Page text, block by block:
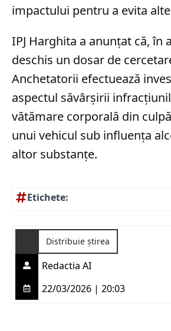
impactului pentru a evita
IPJ Harghita a anunțat că, în
deschis un dosar de
Anchetatorii efectuează
aspectul săvârșirii
vătămare corporală din
unui vehicul sub influența
altor substanțe.
Etichete:
Distribuie știrea
Redactia AI
22/03/2026 | 20:03